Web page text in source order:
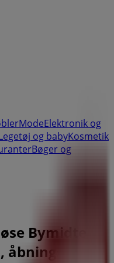
ModeElektronik og
og babyKosmetik
Bøger og
Bymidte